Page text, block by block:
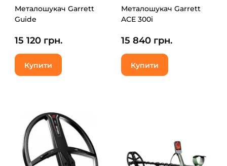
Металошукач Garrett
Guide
15 120 грн.
Купити
Металошукач Garrett
ACE 300i
15 840 грн.
Купити